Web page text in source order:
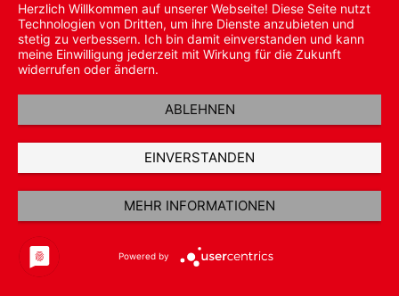
Herzlich Willkommen auf unserer Webseite! Diese Seite nutzt
Technologien von Dritten, um ihre Dienste anzubieten und
stetig zu verbessern. Ich bin damit einverstanden und kann
meine Einwilligung jederzeit mit Wirkung für die Zukunft
widerrufen oder ändern.
ABLEHNEN
EINVERSTANDEN
MEHR INFORMATIONEN
Powered by